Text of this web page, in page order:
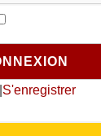
S'enregistrer